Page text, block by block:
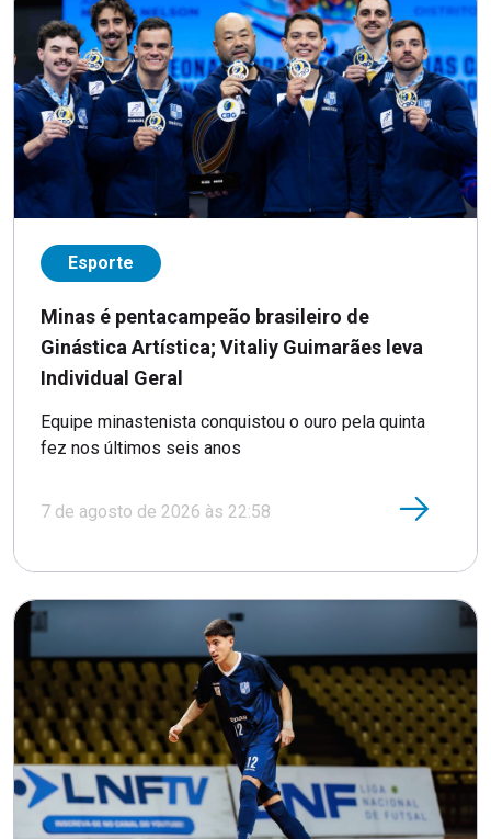
Esporte
Minas é pentacampeão brasileiro de
Ginástica Artística; Vitaliy Guimarães leva
Individual Geral
Equipe minastenista conquistou o ouro pela quinta
fez nos últimos seis anos
7 de agosto de 2026 às 22:58